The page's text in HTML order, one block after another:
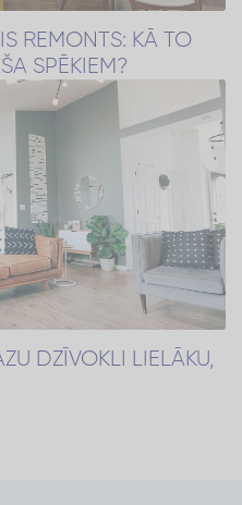
REMONTS: KĀ TO
SPĒKIEM?
DZĪVOKLI LIELĀKU,